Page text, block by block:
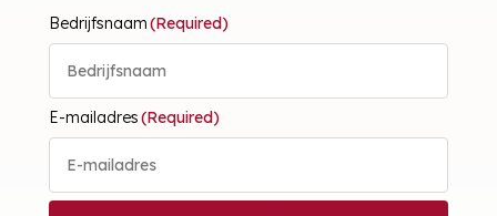
Bedrijfsnaam(Required)
E-mailadres(Required)